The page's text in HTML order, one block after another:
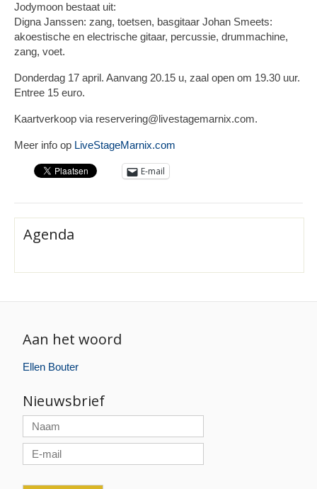
Jodymoon bestaat uit:
Digna Janssen: zang, toetsen, basgitaar Johan Smeets:
akoestische en electrische gitaar, percussie, drummachine,
zang, voet.
Donderdag 17 april. Aanvang 20.15 u, zaal open om 19.30 uur.
Entree 15 euro.
Kaartverkoop via reservering@livestagemarnix.com.
Meer info op LiveStageMarnix.com
E-mail
Agenda
Aan het woord
Ellen Bouter
Nieuwsbrief